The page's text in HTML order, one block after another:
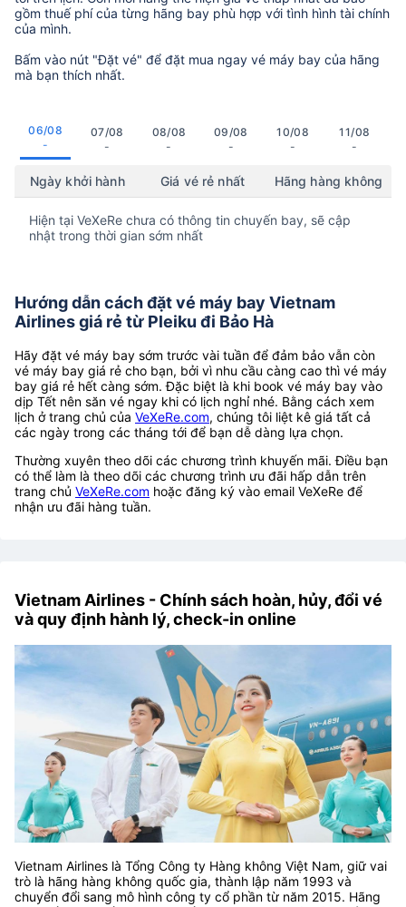
gồm thuế phí của từng hãng bay phù hợp với tình hình tài chính
của mình.
Bấm vào nút "Đặt vé" để đặt mua ngay vé máy bay của hãng
mà bạn thích nhất.
06/08
-
07/08
-
08/08
-
09/08
-
10/08
-
11/08
-
Ngày khởi hành Giá vé rẻ nhất Hãng hàng không
Hiện tại VeXeRe chưa có thông tin chuyến bay, sẽ cập
nhật trong thời gian sớm nhất
Hướng dẫn cách đặt vé máy bay Vietnam
Airlines giá rẻ từ Pleiku đi Bảo Hà
Hãy đặt vé máy bay sớm trước vài tuần để đảm bảo vẫn còn
vé máy bay giá rẻ cho bạn, bởi vì nhu cầu càng cao thì vé máy
bay giá rẻ hết càng sớm. Đặc biệt là khi book vé máy bay vào
dịp Tết nên săn vé ngay khi có lịch nghỉ nhé. Bằng cách xem
lịch ở trang chủ của VeXeRe.com, chúng tôi liệt kê giá tất cả
các ngày trong các tháng tới để bạn dễ dàng lựa chọn.
Thường xuyên theo dõi các chương trình khuyến mãi. Điều bạn
có thể làm là theo dõi các chương trình ưu đãi hấp dẫn trên
trang chủ VeXeRe.com hoặc đăng ký vào email VeXeRe để
nhận ưu đãi hàng tuần.
Vietnam Airlines - Chính sách hoàn, hủy, đổi vé
và quy định hành lý, check-in online
Vietnam Airlines là Tổng Công ty Hàng không Việt Nam, giữ vai
trò là hãng hàng không quốc gia, thành lập năm 1993 và
chuyển đổi sang mô hình công ty cổ phần từ năm 2015. Hãng